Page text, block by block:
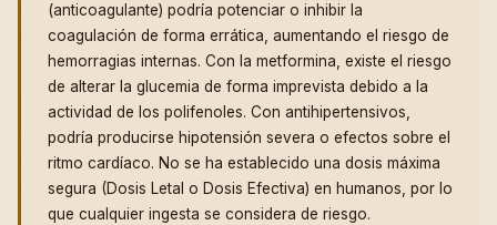
(anticoagulante) podría potenciar o inhibir la
coagulación de forma errática, aumentando el riesgo de
hemorragias internas. Con la metformina, existe el riesgo
de alterar la glucemia de forma imprevista debido a la
actividad de los polifenoles. Con antihipertensivos,
podría producirse hipotensión severa o efectos sobre el
ritmo cardíaco. No se ha establecido una dosis máxima
segura (Dosis Letal o Dosis Efectiva) en humanos, por lo
que cualquier ingesta se considera de riesgo.